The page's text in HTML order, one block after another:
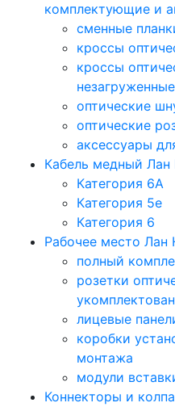
комплектующие и
сменные
кроссы
кроссы
незагруженные
оптические
оптические
аксессуары
Кабель медный
Категория 6A
Категория 5e
Категория 6
Рабочее место Лан
полный
розетки
лицевые
коробки
монтажа
модули
Коннекторы и